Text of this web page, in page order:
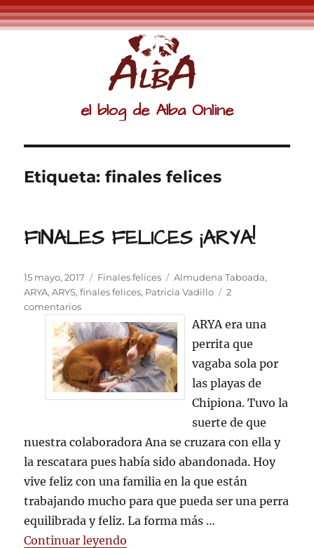
el blog de Alba Online
Etiqueta:finales felices
FINALES FELICES ¡ARYA!
Publicado
el
15 mayo, 2017 Categorías
Finales felices Etiquetas
Almudena Taboada,
ARYA,ARYS,finales felices, Patricia Vadillo
2
comentariosen
FINALES
FELICES
¡ARYA!
ARYA era una
perrita que
vagaba sola por
las playas de
Chipiona. Tuvo la
suerte de que
nuestra colaboradora Ana se cruzara con ella y
la rescatara pues había sido abandonada. Hoy
vive feliz con una familia en la que están
trabajando mucho para que pueda ser una perra
equilibrada y feliz. La forma más …
Continuar leyendo